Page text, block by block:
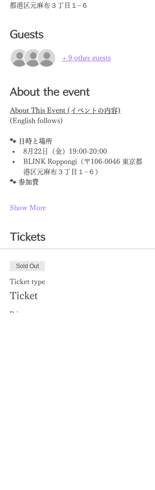
都港区元麻布３丁目１−６
Guests
+ 9 other guests
About the event
About This Event (イベントの内容)
(English follows)
🐾 日時と場所
8月22日（金）19:00-20:00
BLINK Roppongi（〒106-0046 東京都
港区元麻布３丁目１−６）
🐾 参加費
Show More
Tickets
Sold Out
Ticket type
Ticket
Price